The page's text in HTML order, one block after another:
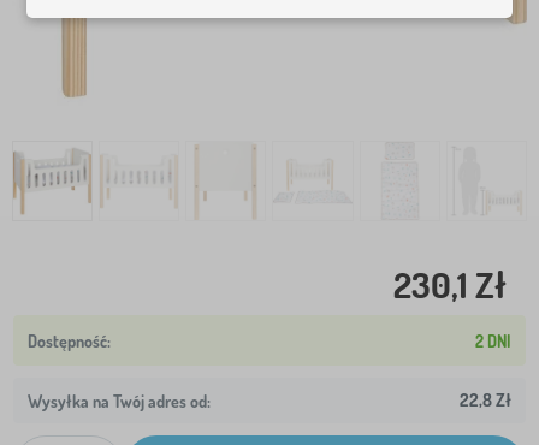
230,1 Zł
2 DNI
Wysyłka na Twój adres od: 22,8 Zł